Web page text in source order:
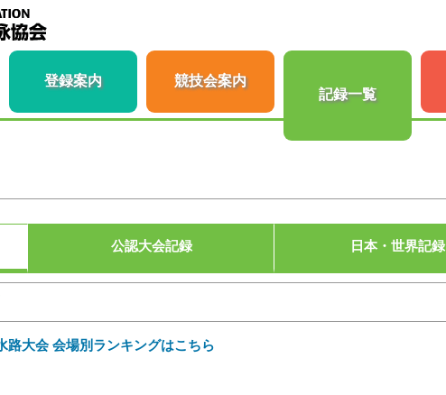
登録案内
競技会案内
記録一覧
公認大会記録 日本・世界記録
路大会 会場別ランキングはこちら